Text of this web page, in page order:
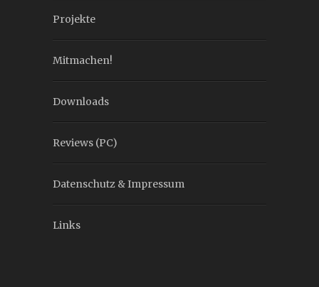
Projekte
Mitmachen!
Downloads
Reviews (PC)
Datenschutz & Impressum
Links